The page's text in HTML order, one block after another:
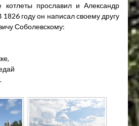
прославил и Александр
году он написал своему другу
Соболевскому: